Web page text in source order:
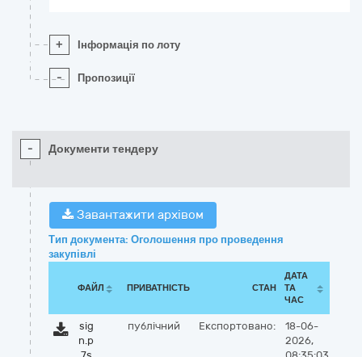
+ Інформація по лоту
- Пропозиції
- Документи тендеру
Завантажити архівом
Тип документа: Оголошення про проведення
закупівлі
ФАЙЛ ПРИВАТНІСТЬ СТАН
ДАТА
ТА
ЧАС
sig
n.p
публічний Експортовано:
18-06-
2026,